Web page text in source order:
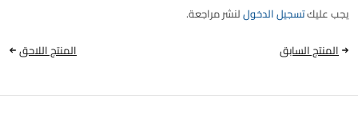
يجب عليكتسجيل الدخوللنشر مراجعة.
المنتج السابق
المنتج اللاحق